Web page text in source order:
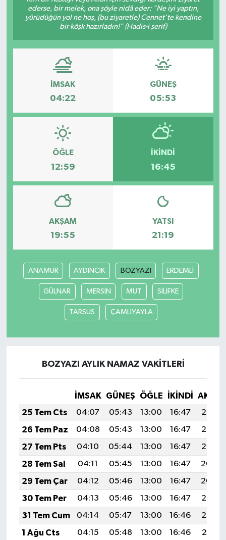
ederse, bir melek, ona şöyle nidâ eder: "Ne iyi yaptın,
yürüdüğün yol ne hoş, (bu ziyaretle) Cennet'te kendine
bir köşk hazırladın!" (Hadis-i şerif)
İMSAK
04:22
GÜNEŞ
05:53
ÖĞLE
12:59
İKINDI
16:45
AKŞAM
19:55
YATSI
21:19
ANAMUR AYDINCIK BOZYAZI ERDEMLİ
GÜLNAR MERSİN MUT SİLİFKE
TARSUS ÇAMLIYAYLA
BOZYAZI AYLIK NAMAZ VAKITLERI
İMSAK GÜNEŞ ÖĞLE İKINDI
25 Tem Cts
04:07 05:43 13:00 16:47
20:07
26 Tem Paz
04:08 05:43 13:00 16:47
20:06
27 Tem Pts
04:10 05:44 13:00 16:47
20:05
28 Tem Sal
04:11 05:45 13:00 16:47
20:04
29 Tem Çar
04:12 05:46 13:00 16:47
20:04
30 Tem Per
04:13 05:46 13:00 16:47
20:03
31 Tem Cum
04:14 05:47 13:00 16:46
20:02
1 Ağu Cts
04:15 05:48 13:00 16:46
20:01